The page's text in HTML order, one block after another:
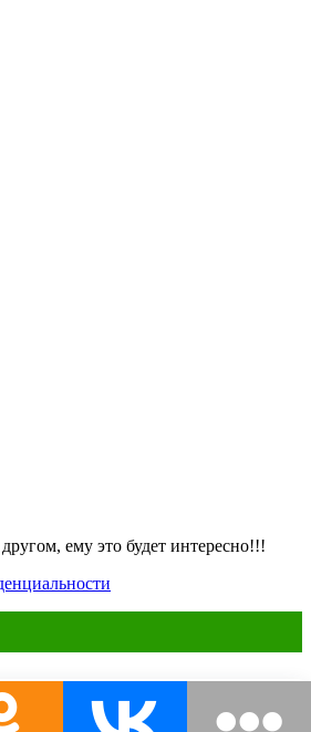
ему это будет интересно!!!
cookie для хранения данных. Продолжая
свое согласие на работу с этими файлами.